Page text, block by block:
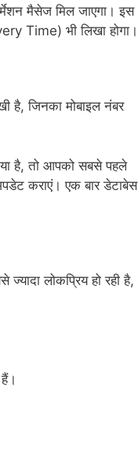
मैसेज मिल जाएगा। इस
Time) भी लिखा होगा।
है, जिनका मोबाइल नंबर
है, तो आपको सबसे पहले
कराएं। एक बार डेटाबेस
ज्यादा लोकप्रिय हो रही है,